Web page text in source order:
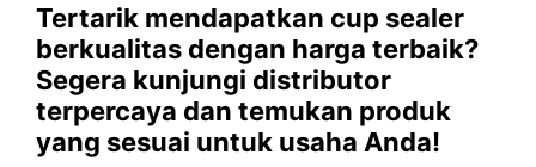
Tertarik mendapatkan cup sealer
berkualitas dengan harga terbaik?
Segera kunjungi distributor
terpercaya dan temukan produk
yang sesuai untuk usaha Anda!